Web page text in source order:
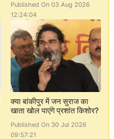
Published On 03 Aug 2026
12:24:04
क्या बांकीपुर में जन सुराज का
खाता खोल पाएंगे प्रशांत किशोर?
Published On 30 Jul 2026
09:57:21